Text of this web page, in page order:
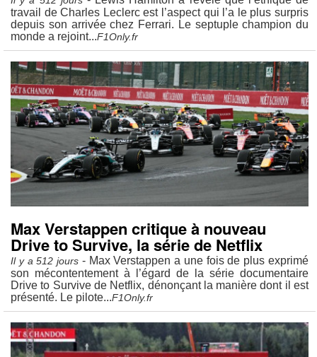
travail de Charles Leclerc est l’aspect qui l’a le plus surpris
depuis son arrivée chez Ferrari. Le septuple champion du
monde a rejoint...F1Only.fr
Max Verstappen critique à nouveau
Drive to Survive, la série de Netflix
Il y a 512 jours - Max Verstappen a une fois de plus exprimé
son mécontentement à l’égard de la série documentaire
Drive to Survive de Netflix, dénonçant la manière dont il est
présenté. Le pilote...F1Only.fr